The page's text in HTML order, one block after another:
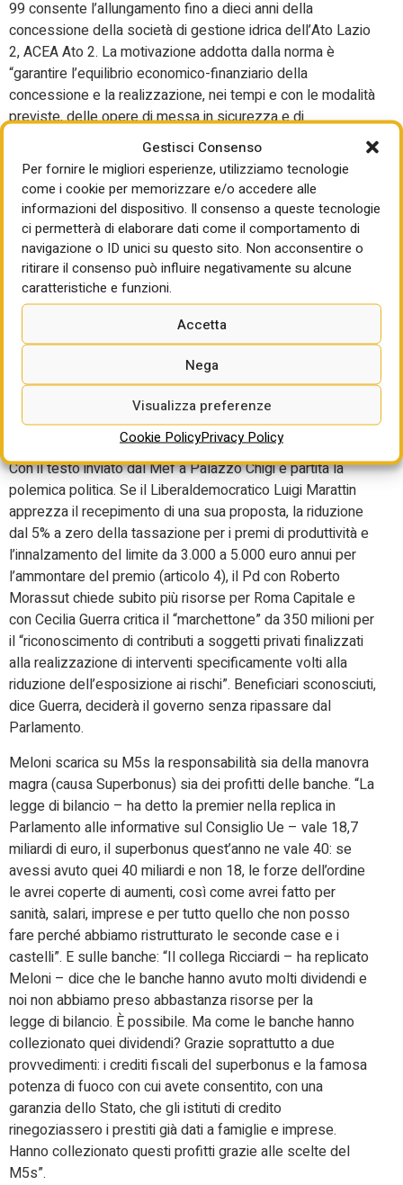
Gestisci Consenso
Per fornire le migliori esperienze, utilizziamo tecnologie
come i cookie per memorizzare e/o accedere alle
informazioni del dispositivo. Il consenso a queste tecnologie
ci permetterà di elaborare dati come il comportamento di
navigazione o ID unici su questo sito. Non acconsentire o
ritirare il consenso può influire negativamente su alcune
caratteristiche e funzioni.
Accetta
Nega
Visualizza preferenze
Cookie PolicyPrivacy Policy
99 consente l’allungamento fino a dieci anni della
concessione della società di gestione idrica dell’Ato Lazio
2, ACEA Ato 2. La motivazione addotta dalla norma è
“garantire l’equilibrio economico-finanziario della
concessione e la realizzazione, nei tempi e con le modalità
previste, delle opere di messa in sicurezza e di
ammodernamento del sistema idrico del Peschiera”.
I nuovi fondi, non solo
dissesto idrogeologico
Fra i nuovi fondi che vengono istituiti, di particolare
importanza strategica è quello sulle misure di prevenzione
del dissesto idrogeologico, la cui dote di partenza sale dai
250 milioni delle bozze dei giorni scorsi a 350 milioni. Ci
sono anche i nuovi fondi per la programmazione della
ricerca (400 milioni) e il Fondo per il federalismo museale
(5 milioni).
Le polemiche politiche
Con il testo inviato dal Mef a Palazzo Chigi è partita la
polemica politica. Se il Liberaldemocratico Luigi Marattin
apprezza il recepimento di una sua proposta, la riduzione
dal 5% a zero della tassazione per i premi di produttività e
l’innalzamento del limite da 3.000 a 5.000 euro annui per
l’ammontare del premio (articolo 4), il Pd con Roberto
Morassut chiede subito più risorse per Roma Capitale e
con Cecilia Guerra critica il “marchettone” da 350 milioni per
il “riconoscimento di contributi a soggetti privati finalizzati
alla realizzazione di interventi specificamente volti alla
riduzione dell’esposizione ai rischi”. Beneficiari sconosciuti,
dice Guerra, deciderà il governo senza ripassare dal
Parlamento.
Meloni scarica su M5s la responsabilità sia della manovra
magra (causa Superbonus) sia dei profitti delle banche. “La
leggedibilancio – ha detto la premier nella replica in
Parlamento alle informative sul Consiglio Ue – vale 18,7
miliardidieuro, il superbonus quest’anno ne vale 40: se
avessi avuto quei 40 miliardi e non 18, le forze dell’ordine
le avrei copertediaumenti, così come avrei fatto per
sanità, salari, imprese e per tutto quello che non posso
fare perché abbiamo ristrutturato le seconde case e i
castelli”. E sulle banche: “Il collega Ricciardi – ha replicato
Meloni – dice che le banche hanno avuto molti dividendi e
noi non abbiamo preso abbastanza risorse per la
leggedibilancio. È possibile. Ma come le banche hanno
collezionato quei dividendi? Grazie soprattutto a due
provvedimenti: i crediti fiscali del superbonus e la famosa
potenzadifuoco con cui avete consentito, con una
garanzia dello Stato, che gli istitutidicredito
rinegoziassero i prestiti già dati a famiglie e imprese.
Hanno collezionato questi profitti grazie alle scelte del
M5s”.